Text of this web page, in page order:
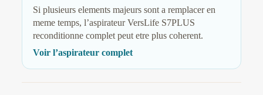
Si plusieurs elements majeurs sont a remplacer en
meme temps, l’aspirateur VersLife S7PLUS
reconditionne complet peut etre plus coherent.
Voir l’aspirateur complet